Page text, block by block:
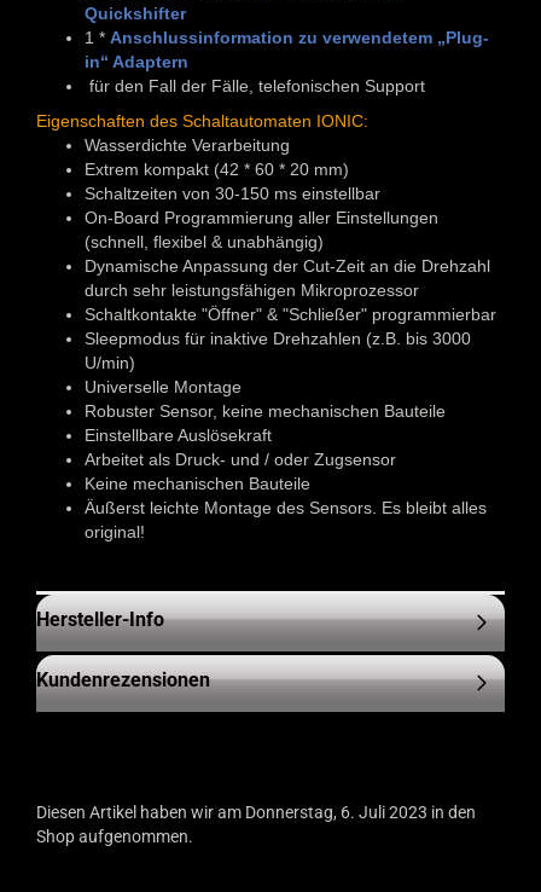
Quickshifter
1 * Anschlussinformation zu verwendetem „Plug-
in“ Adaptern
für den Fall der Fälle, telefonischen Support
Eigenschaften des Schaltautomaten IONIC:
Wasserdichte Verarbeitung
Extrem kompakt (42 * 60 * 20 mm)
Schaltzeiten von 30-150 ms einstellbar
On-Board Programmierung aller Einstellungen
(schnell, flexibel & unabhängig)
Dynamische Anpassung der Cut-Zeit an die Drehzahl
durch sehr leistungsfähigen Mikroprozessor
Schaltkontakte "Öffner" & "Schließer" programmierbar
Sleepmodus für inaktive Drehzahlen (z.B. bis 3000
U/min)
Universelle Montage
Robuster Sensor, keine mechanischen Bauteile
Einstellbare Auslösekraft
Arbeitet als Druck- und / oder Zugsensor
Keine mechanischen Bauteile
Äußerst leichte Montage des Sensors. Es bleibt alles
original!
Hersteller-Info
Kundenrezensionen
Diesen Artikel haben wir am Donnerstag, 6. Juli 2023 in den
Shop aufgenommen.